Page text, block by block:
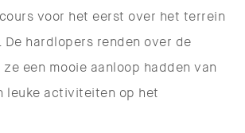
voor het eerst over het terrein
hardlopers renden over de
een mooie aanloop hadden van
leuke activiteiten op het